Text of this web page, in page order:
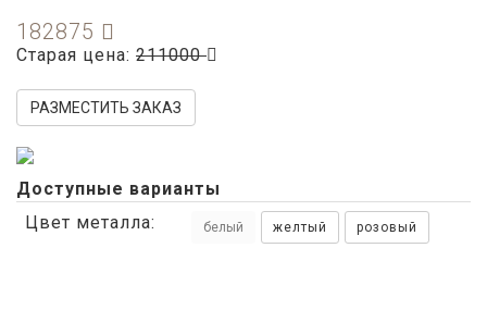
182875
Старая цена: 211000
РАЗМЕСТИТЬ ЗАКАЗ
Доступные варианты
Цвет металла:
белый желтый розовый